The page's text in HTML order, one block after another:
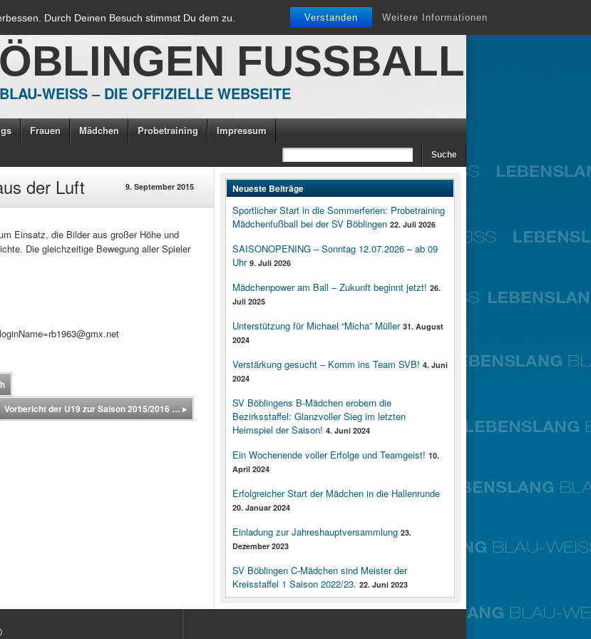
Durch Deinen Besuch stimmst Du dem zu. Verstanden Weitere Informationen
FUSSBALL
WEISS – DIE OFFIZIELLE WEBSEITE
Frauen Mädchen Probetraining Impressum
der Luft 9. September 2015
Einsatz, die Bilder aus großer Höhe und
Die gleichzeitige Bewegung aller Spieler
Vorbericht der U19 zur Saison 2015/2016 … ▸
Neueste Beiträge
Sportlicher Start in die Sommerferien: Probetraining
Mädchenfußball bei der SV Böblingen 22. Juli 2026
SAISONOPENING – Sonntag 12.07.2026 – ab 09
Uhr 9. Juli 2026
Mädchenpower am Ball – Zukunft beginnt jetzt! 26.
Juli 2025
Unterstützung für Michael “Micha” Müller 31. August
2024
Verstärkung gesucht – Komm ins Team SVB! 4. Juni
2024
SV Böblingens B-Mädchen erobern die
Bezirksstaffel: Glanzvoller Sieg im letzten
Heimspiel der Saison! 4. Juni 2024
Ein Wochenende voller Erfolge und Teamgeist! 10.
April 2024
Erfolgreicher Start der Mädchen in die Hallenrunde
20. Januar 2024
Einladung zur Jahreshauptversammlung 23.
Dezember 2023
SV Böblingen C-Mädchen sind Meister der
Kreisstaffel 1 Saison 2022/23. 22. Juni 2023